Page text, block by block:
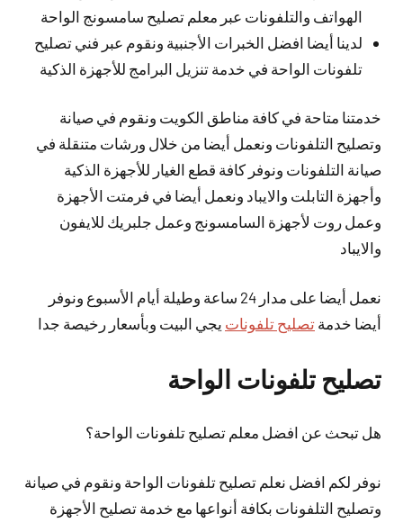
الهواتف والتلفونات عبر معلم تصليح سامسونج الواحة
لدينا أيضا افضل الخبرات الأجنبية ونقوم عبر فني تصليح
تلفونات الواحة في خدمة تنزيل البرامج للأجهزة الذكية
خدمتنا متاحة في كافة مناطق الكويت ونقوم في صيانة
وتصليح التلفونات ونعمل أيضا من خلال ورشات متنقلة في
صيانة التلفونات ونوفر كافة قطع الغيار للأجهزة الذكية
وأجهزة التابلت والايباد ونعمل أيضا في فرمتت الأجهزة
وعمل روت لأجهزة السامسونج وعمل جلبريك للايفون
والايباد
نعمل أيضا
على مدار 24 ساعة وطيلة أيام الأسبوع ونوفر
أيضا خدمة تصليح تلفونات يجي البيت وبأسعار رخيصة جدا
تصليح تلفونات الواحة
هل تبحث عن افضل معلم تصليح تلفونات الواحة؟
نوفر لكم افضل نعلم تصليح تلفونات الواحة ونقوم في صيانة
وتصليح التلفونات بكافة أنواعها مع خدمة تصليح الأجهزة